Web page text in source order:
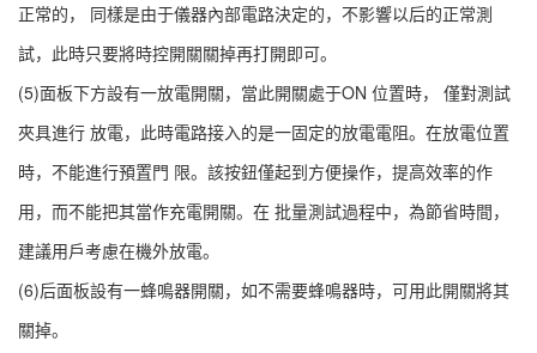
正常的， 同樣是由于儀器內部電路決定的，不影響以后的正常測
試，此時只要將時控開關關掉再打開即可。
(5)面板下方設有一放電開關，當此開關處于ON 位置時， 僅對測試
夾具進行 放電，此時電路接入的是一固定的放電電阻。在放電位置
時，不能進行預置門 限。該按鈕僅起到方便操作，提高效率的作
用，而不能把其當作充電開關。在 批量測試過程中，為節省時間，
建議用戶考慮在機外放電。
(6)后面板設有一蜂鳴器開關，如不需要蜂鳴器時，可用此開關將其
關掉。